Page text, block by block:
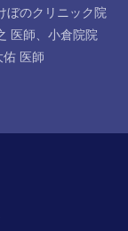
ぼのクリニック院
医師、 小倉院院
医師